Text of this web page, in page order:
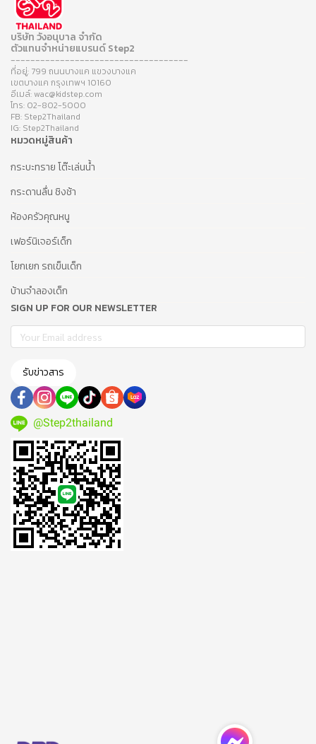
บริษัท วังอนุบาล จำกัด
ตัวแทนจำหน่ายแบรนด์ Step2
------------------------------------
ที่อยู่: 799 ถนนบางแค แขวงบางแค
เขตบางแค กรุงเทพฯ 10160
อีเมล์: wac@kidstep.com
โทร: 02-802-5000
FB: Step2Thailand
IG: Step2Thailand
หมวดหมู่สินค้า
กระบะทราย โต๊ะเล่นน้ำ
กระดานลื่น ชิงช้า
ห้องครัวคุณหนู
เฟอร์นิเจอร์เด็ก
โยกเยก รถเข็นเด็ก
บ้านจำลองเด็ก
SIGN UP FOR OUR NEWSLETTER
รับข่าวสาร
@Step2thailand